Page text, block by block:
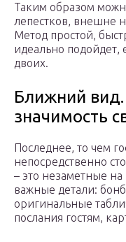
Таким образом
лепестков, внешне
Метод простой,
идеально подойдет,
двоих.
Ближний
значимость
Последнее, то чем
непосредственно
– это незаметные
важные детали:
оригинальные
послания гостям,